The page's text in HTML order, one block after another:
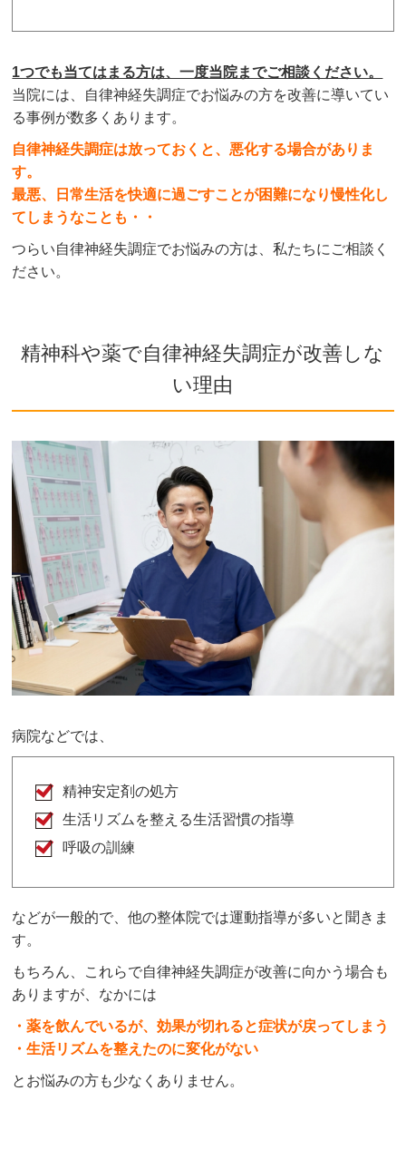
1つでも当てはまる方は、一度当院までご相談ください。
当院には、自律神経失調症でお悩みの方を改善に導いてい
る事例が数多くあります。
自律神経失調症は放っておくと、悪化する場合がありま
す。
最悪、日常生活を快適に過ごすことが困難になり慢性化し
てしまうなことも・・
つらい自律神経失調症でお悩みの方は、私たちにご相談く
ださい。
精神科や薬で自律神経失調症が改善しな
い理由
病院などでは、
精神安定剤の処方
生活リズムを整える生活習慣の指導
呼吸の訓練
などが一般的で、他の整体院では運動指導が多いと聞きま
す。
もちろん、これらで自律神経失調症が改善に向かう場合も
ありますが、なかには
・薬を飲んでいるが、効果が切れると症状が戻ってしまう
・生活リズムを整えたのに変化がない
とお悩みの方も少なくありません。